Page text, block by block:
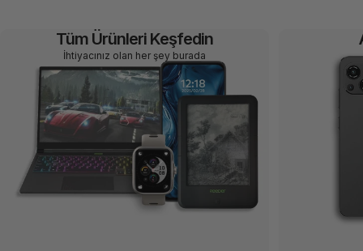
Tüm Ürünleri Keşfedin
İhtiyacınız olan her şey burada